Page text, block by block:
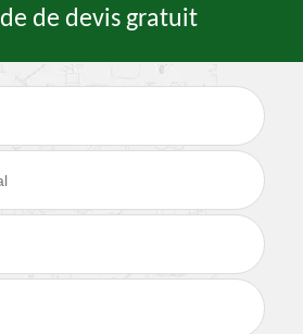
de devis gratuit